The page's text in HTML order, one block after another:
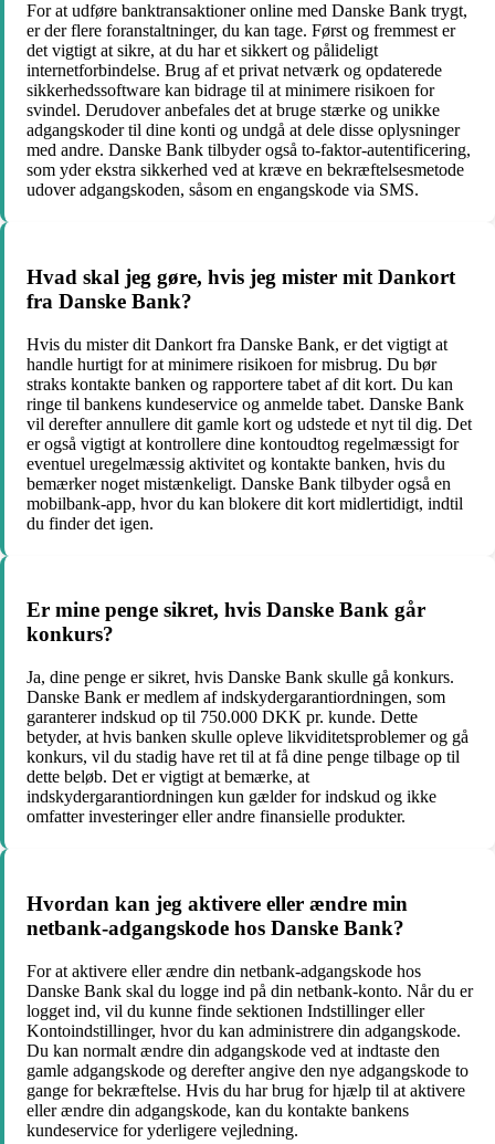
For at udføre banktransaktioner online med Danske Bank trygt,
er der flere foranstaltninger, du kan tage. Først og fremmest er
det vigtigt at sikre, at du har et sikkert og pålideligt
internetforbindelse. Brug af et privat netværk og opdaterede
sikkerhedssoftware kan bidrage til at minimere risikoen for
svindel. Derudover anbefales det at bruge stærke og unikke
adgangskoder til dine konti og undgå at dele disse oplysninger
med andre. Danske Bank tilbyder også to-faktor-autentificering,
som yder ekstra sikkerhed ved at kræve en bekræftelsesmetode
udover adgangskoden, såsom en engangskode via SMS.
Hvad skal jeg gøre, hvis jeg mister mit Dankort
fra Danske Bank?
Hvis du mister dit Dankort fra Danske Bank, er det vigtigt at
handle hurtigt for at minimere risikoen for misbrug. Du bør
straks kontakte banken og rapportere tabet af dit kort. Du kan
ringe til bankens kundeservice og anmelde tabet. Danske Bank
vil derefter annullere dit gamle kort og udstede et nyt til dig. Det
er også vigtigt at kontrollere dine kontoudtog regelmæssigt for
eventuel uregelmæssig aktivitet og kontakte banken, hvis du
bemærker noget mistænkeligt. Danske Bank tilbyder også en
mobilbank-app, hvor du kan blokere dit kort midlertidigt, indtil
du finder det igen.
Er mine penge sikret, hvis Danske Bank går
konkurs?
Ja, dine penge er sikret, hvis Danske Bank skulle gå konkurs.
Danske Bank er medlem af indskydergarantiordningen, som
garanterer indskud op til 750.000 DKK pr. kunde. Dette
betyder, at hvis banken skulle opleve likviditetsproblemer og gå
konkurs, vil du stadig have ret til at få dine penge tilbage op til
dette beløb. Det er vigtigt at bemærke, at
indskydergarantiordningen kun gælder for indskud og ikke
omfatter investeringer eller andre finansielle produkter.
Hvordan kan jeg aktivere eller ændre min
netbank-adgangskode hos Danske Bank?
For at aktivere eller ændre din netbank-adgangskode hos
Danske Bank skal du logge ind på din netbank-konto. Når du er
logget ind, vil du kunne finde sektionen Indstillinger eller
Kontoindstillinger, hvor du kan administrere din adgangskode.
Du kan normalt ændre din adgangskode ved at indtaste den
gamle adgangskode og derefter angive den nye adgangskode to
gange for bekræftelse. Hvis du har brug for hjælp til at aktivere
eller ændre din adgangskode, kan du kontakte bankens
kundeservice for yderligere vejledning.